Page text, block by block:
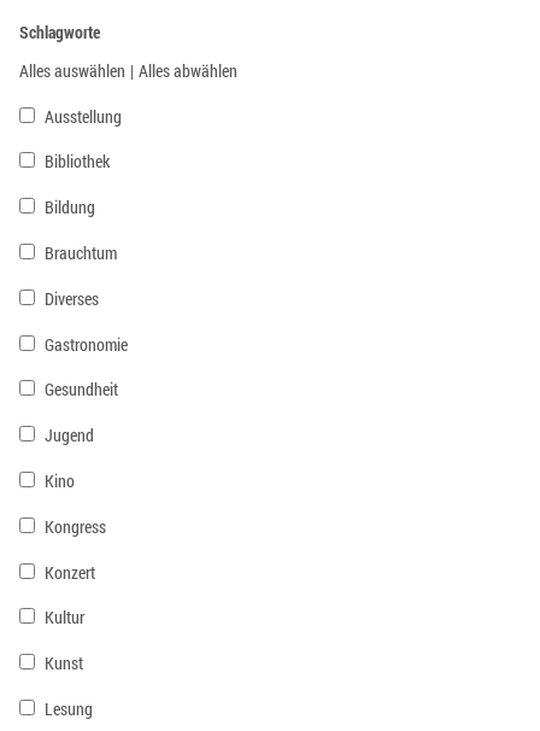
Schlagworte
Alles auswählen | Alles abwählen
Ausstellung
Bibliothek
Bildung
Brauchtum
Diverses
Gastronomie
Gesundheit
Jugend
Kino
Kongress
Konzert
Kultur
Kunst
Lesung